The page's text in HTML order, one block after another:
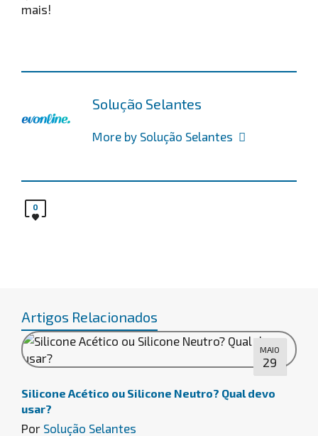
mais!
Solução Selantes
More by Solução Selantes
0
Artigos Relacionados
MAIO
29
Silicone Acético ou Silicone Neutro? Qual devo
usar?
Por Solução Selantes